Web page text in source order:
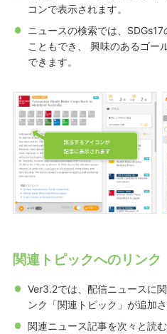
コンで表示されます。
ニュースの検索では、
こともでき、 興味のあるゴー
できます。
関連トピックへのリンク
Ver3.2では、配信ニュースに
ンク「関連トピック」が追加さ
関連ニュース記事を次々と読